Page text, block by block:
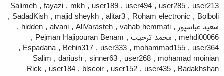
user213
,
user285
,
user494
,
user189
,
mkh
,
fayazi
,
Salimeh
Bolboli
,
Roham electronic
,
alitar3
,
majid sheykh
,
SadadKish
,
سعید عباسپور ,
vahab hemmati
,
AliVarasteh
,
alvani
,
hidden
,
mehdi00066
, محمد ترحیب ,
Pejman Hajipouran Benam
,
user364
,
mohammad155
,
user333
,
Behin317
,
Espadana
,
mohamad moinian
,
user268
,
sinner63
,
dariush
,
Salim
Badakhshan
,
user435
,
user152
,
blscoir
,
user184
,
Rick